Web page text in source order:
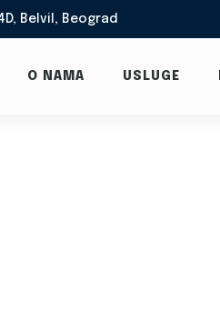
Belvil, Beograd
O NAMA USLUGE